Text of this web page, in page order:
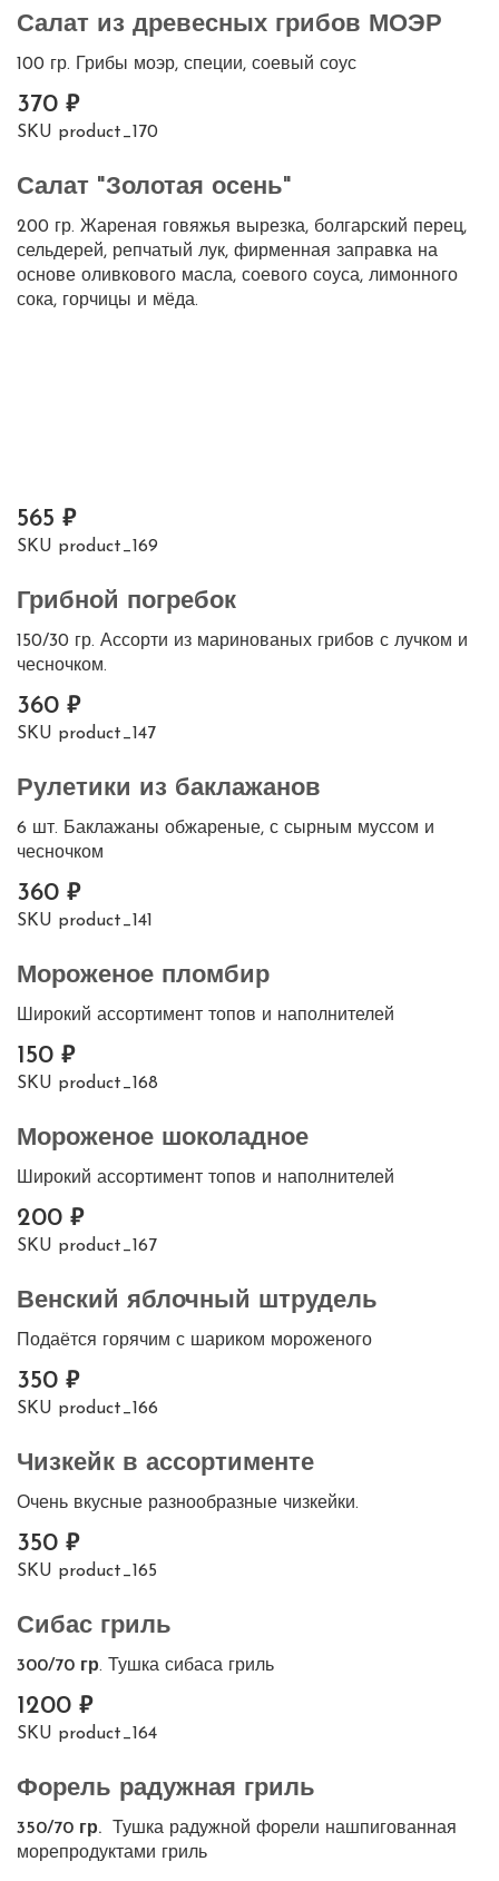
Салат из древесных грибов МОЭР
100 гр. Грибы моэр, специи, соевый соус
370
SKU product_170
Салат "Золотая осень"
200 гр. Жареная говяжья вырезка, болгарский перец,
сельдерей, репчатый лук, фирменная заправка на
основе оливкового масла, соевого соуса, лимонного
сока, горчицы и мёда.
565
SKU product_169
Грибной погребок
150/30 гр. Ассорти из маринованых грибов с лучком и
чесночком.
360
SKU product_147
Рулетики из баклажанов
6 шт. Баклажаны обжареные, с сырным муссом и
чесночком
360
SKU product_141
Мороженое пломбир
Широкий ассортимент топов и наполнителей
150
SKU product_168
Мороженое шоколадное
Широкий ассортимент топов и наполнителей
200
SKU product_167
Венский яблочный штрудель
Подаётся горячим с шариком мороженого
350
SKU product_166
Чизкейк в ассортименте
Очень вкусные разнообразные чизкейки.
350
SKU product_165
Сибас гриль
300/70 гр. Тушка сибаса гриль
1200
SKU product_164
Форель радужная гриль
350/70 гр.
Тушка радужной форели нашпигованная
морепродуктами гриль